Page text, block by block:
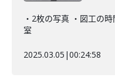
・2枚の写真 ・図工の
室
2025.03.05 |00:24:58